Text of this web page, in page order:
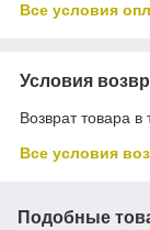
Все условия
Условия
Возврат товара
Все условия
Подобные